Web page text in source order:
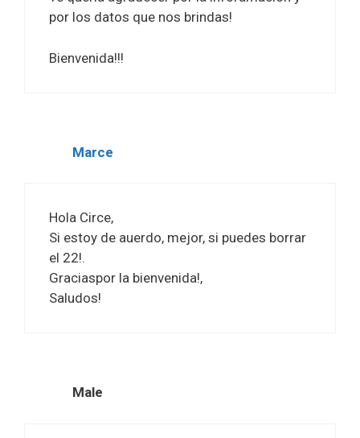
por los datos que nos brindas!
Bienvenida!!!
Marce
Hola Circe,
Si estoy de auerdo, mejor, si puedes borrar
el 22!.
Graciaspor la bienvenida!,
Saludos!
Male